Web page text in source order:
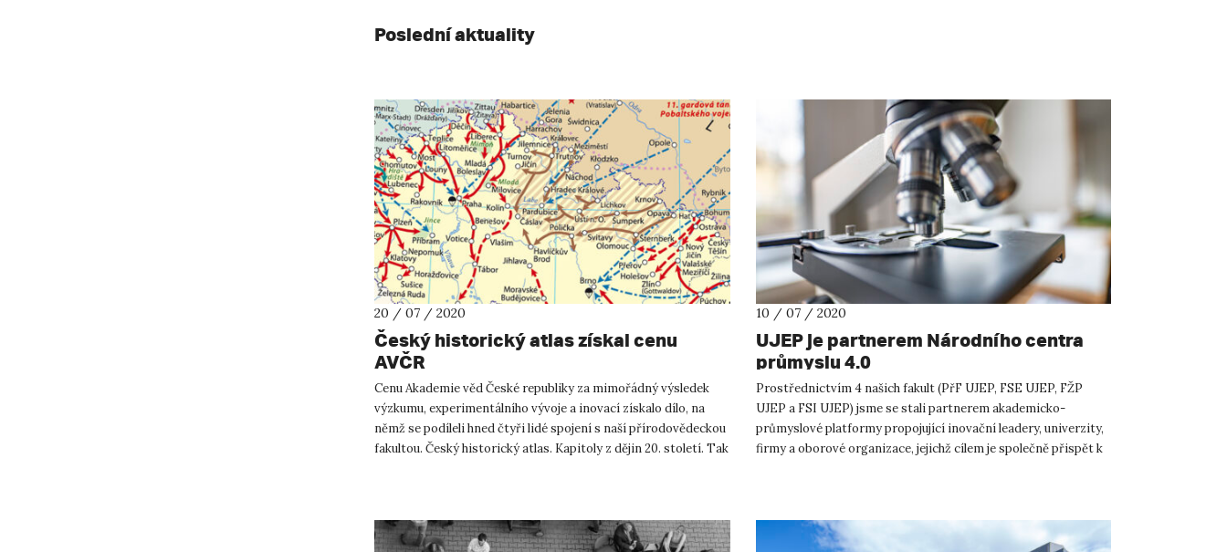
Poslední aktuality
20 / 07 / 2020
Český historický atlas získal cenu
AVČR
Cenu Akademie věd České republiky za mimořádný výsledek
výzkumu, experimentálního vývoje a inovací získalo dílo, na
němž se podíleli hned čtyři lidé spojení s naší přírodovědeckou
fakultou. Český historický atlas. Kapitoly z dějin 20. století. Tak
10 / 07 / 2020
UJEP je partnerem Národního centra
průmyslu 4.0
Prostřednictvím 4 našich fakult (PřF UJEP, FSE UJEP, FŽP
UJEP a FSI UJEP) jsme se stali partnerem akademicko-
průmyslové platformy propojující inovační leadery, univerzity,
firmy a oborové organizace, jejichž cílem je společně přispět k